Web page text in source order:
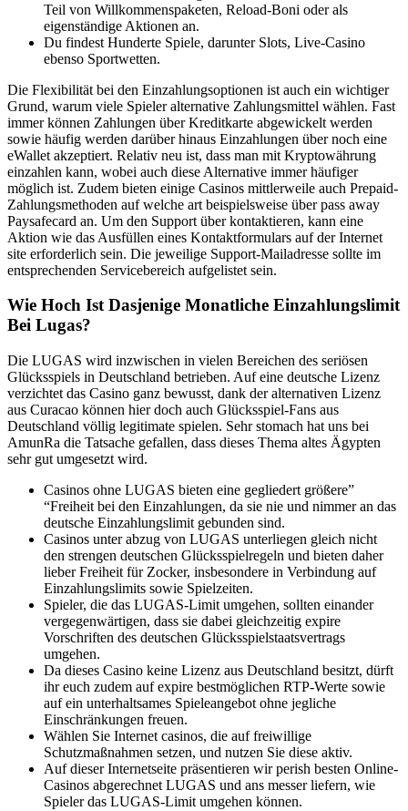
Teil von Willkommenspaketen, Reload-Boni oder als
eigenständige Aktionen an.
Du findest Hunderte Spiele, darunter Slots, Live-Casino
ebenso Sportwetten.
Die Flexibilität bei den Einzahlungsoptionen ist auch ein wichtiger
Grund, warum viele Spieler alternative Zahlungsmittel wählen. Fast
immer können Zahlungen über Kreditkarte abgewickelt werden
sowie häufig werden darüber hinaus Einzahlungen über noch eine
eWallet akzeptiert. Relativ neu ist, dass man mit Kryptowährung
einzahlen kann, wobei auch diese Alternative immer häufiger
möglich ist. Zudem bieten einige Casinos mittlerweile auch Prepaid-
Zahlungsmethoden auf welche art beispielsweise über pass away
Paysafecard an. Um den Support über kontaktieren, kann eine
Aktion wie das Ausfüllen eines Kontaktformulars auf der Internet
site erforderlich sein. Die jeweilige Support-Mailadresse sollte im
entsprechenden Servicebereich aufgelistet sein.
Wie Hoch Ist Dasjenige Monatliche Einzahlungslimit
Bei Lugas?
Die LUGAS wird inzwischen in vielen Bereichen des seriösen
Glücksspiels in Deutschland betrieben. Auf eine deutsche Lizenz
verzichtet das Casino ganz bewusst, dank der alternativen Lizenz
aus Curacao können hier doch auch Glücksspiel-Fans aus
Deutschland völlig legitimate spielen. Sehr stomach hat uns bei
AmunRa die Tatsache gefallen, dass dieses Thema altes Ägypten
sehr gut umgesetzt wird.
Casinos ohne LUGAS bieten eine gegliedert größere”
“Freiheit bei den Einzahlungen, da sie nie und nimmer an das
deutsche Einzahlungslimit gebunden sind.
Casinos unter abzug von LUGAS unterliegen gleich nicht
den strengen deutschen Glücksspielregeln und bieten daher
lieber Freiheit für Zocker, insbesondere in Verbindung auf
Einzahlungslimits sowie Spielzeiten.
Spieler, die das LUGAS-Limit umgehen, sollten einander
vergegenwärtigen, dass sie dabei gleichzeitig expire
Vorschriften des deutschen Glücksspielstaatsvertrags
umgehen.
Da dieses Casino keine Lizenz aus Deutschland besitzt, dürft
ihr euch zudem auf expire bestmöglichen RTP-Werte sowie
auf ein unterhaltsames Spieleangebot ohne jegliche
Einschränkungen freuen.
Wählen Sie Internet casinos, die auf freiwillige
Schutzmaßnahmen setzen, und nutzen Sie diese aktiv.
Auf dieser Internetseite präsentieren wir perish besten Online-
Casinos abgerechnet LUGAS und ans messer liefern, wie
Spieler das LUGAS-Limit umgehen können.